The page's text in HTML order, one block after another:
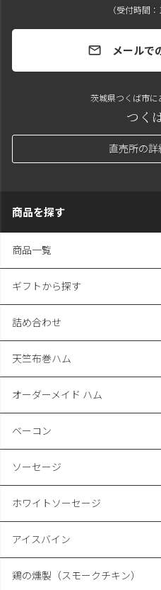
（受付時間：
mail メールで
茨城県つくば市
つく
直売所の
商品を探す
商品一覧
ギフトから探す
詰め合わせ
天竺布巻ハム
オーダーメイド ハム
ベーコン
ソーセージ
ホワイトソーセージ
アイスバイン
鶏の燻製（スモークチキン）